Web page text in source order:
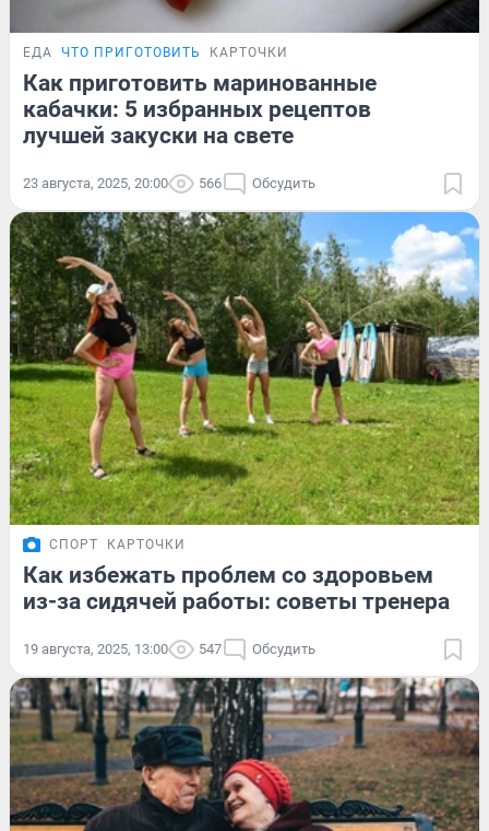
ЕДА ЧТО ПРИГОТОВИТЬ КАРТОЧКИ
Как приготовить маринованные
кабачки: 5 избранных рецептов
лучшей закуски на свете
23 августа, 2025, 20:00 566 Обсудить
СПОРТ КАРТОЧКИ
Как избежать проблем со здоровьем
из-за сидячей работы: советы тренера
19 августа, 2025, 13:00 547 Обсудить